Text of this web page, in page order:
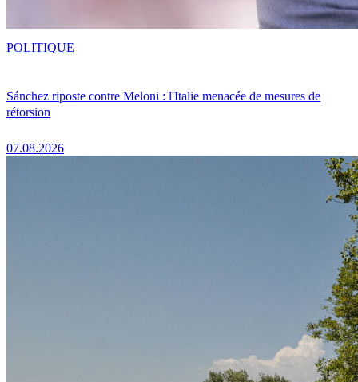
Sánchez riposte contre Meloni : l'Italie menacée de mesures de
rétorsion
07.08.2026
POLITIQUE